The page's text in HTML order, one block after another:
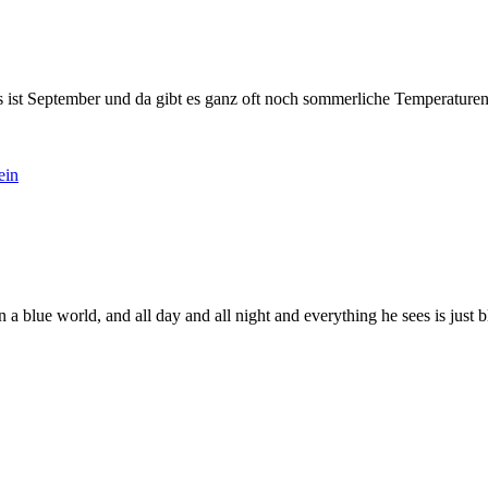
und da gibt es ganz oft noch sommerliche
a blue world, and all day and all night and everything he sees is